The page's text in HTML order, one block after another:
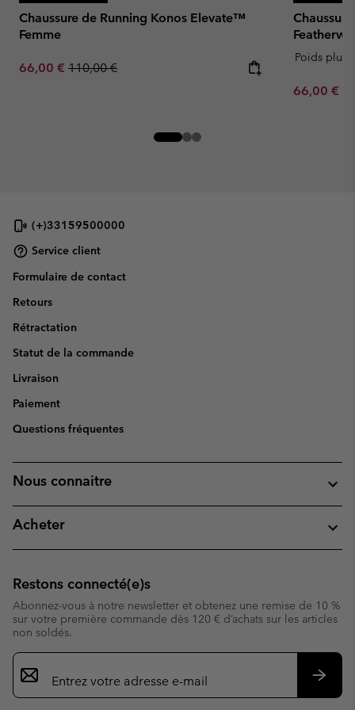
Chaussure de Running Konos Elevate™
Femme
Sale price:
66,00 € Regular price:
110,00 €
Poids
Minimum
66,00 €
(+)33159500000
Service client
Formulaire de contact
Retours
Rétractation
Statut de la commande
Livraison
Paiement
Questions fréquentes
Nous connaitre
Acheter
Restons connecté(e)s
Abonnez-vous à notre newsletter et obtenez une remise de 10 %
sur votre première commande dès 120 € d’achats sur les articles
non soldés.
Inscription
par
e-